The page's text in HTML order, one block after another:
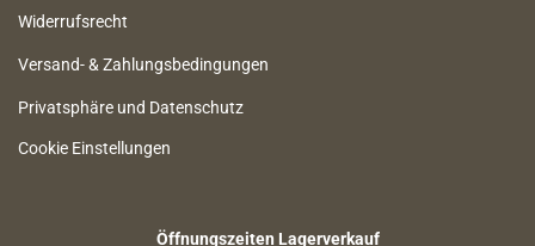
Widerrufsrecht
Versand- & Zahlungsbedingungen
Privatsphäre und Datenschutz
Cookie Einstellungen
Öffnungszeiten Lagerverkauf